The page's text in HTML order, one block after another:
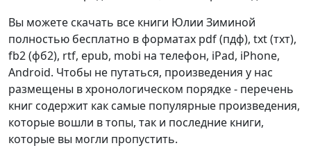
Вы можете скачать все книги Юлии Зиминой
полностью бесплатно в форматах pdf (пдф), txt (тхт),
fb2 (фб2), rtf, epub, mobi на телефон, iPad, iPhone,
Android. Чтобы не путаться, произведения у нас
размещены в хронологическом порядке - перечень
книг содержит как самые популярные произведения,
которые вошли в топы, так и последние книги,
которые вы могли пропустить.